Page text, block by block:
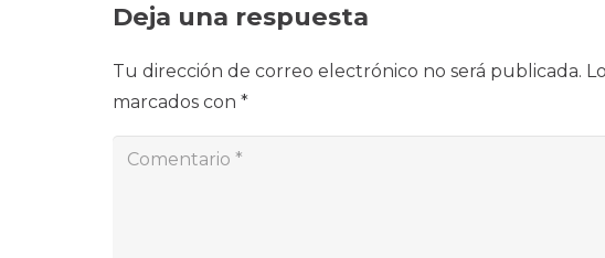
Deja una respuesta
Tu dirección de correo electrónico no será publicada.
marcados con *